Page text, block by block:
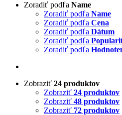
Zoradiť podľa Name
Zoradiť podľa Name
Zoradiť podľa Cena
Zoradiť podľa Dátum
Zoradiť podľa
Zoradiť podľa
Zobraziť 24 produktov
Zobraziť 24 produktov
Zobraziť 48 produktov
Zobraziť 72 produktov